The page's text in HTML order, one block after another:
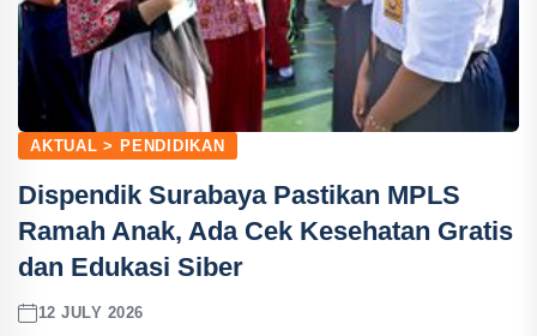
AKTUAL > PENDIDIKAN
Dispendik Surabaya Pastikan MPLS
Ramah Anak, Ada Cek Kesehatan Gratis
dan Edukasi Siber
12 JULY 2026